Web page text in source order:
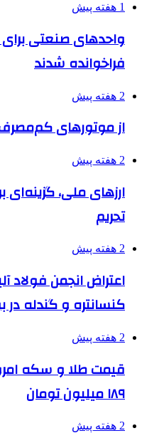
1 هفته پیش
واحدهای صنعتی برای
فراخوانده شدند
2 هفته پیش
از موتورهای
2 هفته پیش
ارزهای ملی،
تحریم
2 هفته پیش
اعتراض انجمن فولاد
کنسانتره و گندله در
2 هفته پیش
قیمت طلا و سکه
۱۸۹ میلیون تومان
2 هفته پیش